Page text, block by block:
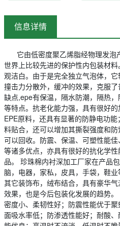
信息详情
它由低密度聚乙烯脂经物理发
世界上比较先进的保护性内包装材
观洁白。由于是完全独立气泡体，
撞击力分散外，缓冲的效果，克服
缺点,epe有保温，隔水防潮，隔热
等特点。抗老化能力强，具有很好
EPE原料，还具有显著的防静电功
料贴合，还可以增加其撕裂强度和
可以回收。防震、保温、可塑性能
等诸多优点，亦具有很好的抗化学
品。 珍珠棉内衬深加工厂家在产品
脑，电器，家私，皮具，手袋，鞋
其它装饰布，绒布结合，具有豪华
效果，也是今后包装化发展的趋势。
密度小、柔韧性好；防震性能优于
面吸水率低；防渗透性能好；耐酸